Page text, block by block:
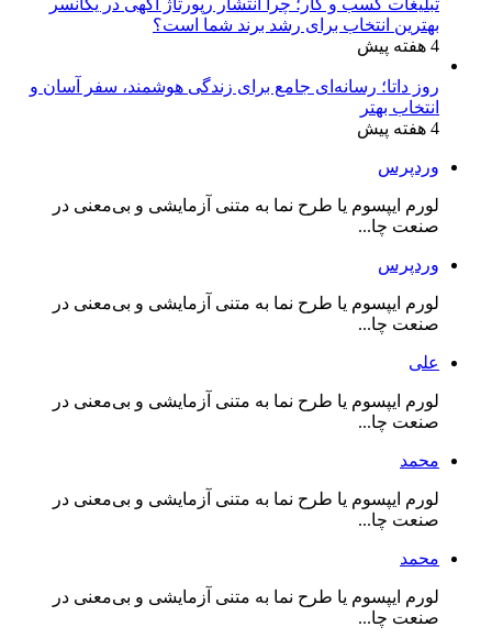
بهترین انتخاب برای رشد برند شما است؟
4 هفته پیش
روز داتا؛ رسانه‌ای جامع برای زندگی هوشمند، سفر آسان و
انتخاب بهتر
4 هفته پیش
وردپرس
لورم ایپسوم یا طرح‌ نما به متنی آزمایشی و بی‌معنی در
صنعت چا...
وردپرس
لورم ایپسوم یا طرح‌ نما به متنی آزمایشی و بی‌معنی در
صنعت چا...
علی
لورم ایپسوم یا طرح‌ نما به متنی آزمایشی و بی‌معنی در
صنعت چا...
محمد
لورم ایپسوم یا طرح‌ نما به متنی آزمایشی و بی‌معنی در
صنعت چا...
محمد
لورم ایپسوم یا طرح‌ نما به متنی آزمایشی و بی‌معنی در
صنعت چا...